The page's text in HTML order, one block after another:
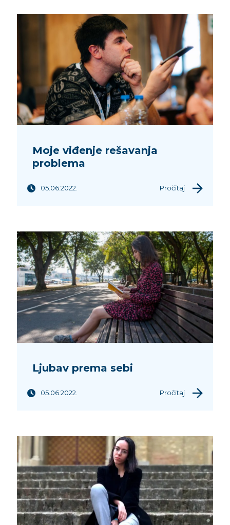
Moje viđenje rešavanja
problema
05.06.2022. Pročitaj
Ljubav prema sebi
05.06.2022. Pročitaj